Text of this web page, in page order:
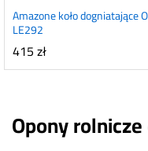
Amazone koło dogniatające
LE292
415zł
Opony